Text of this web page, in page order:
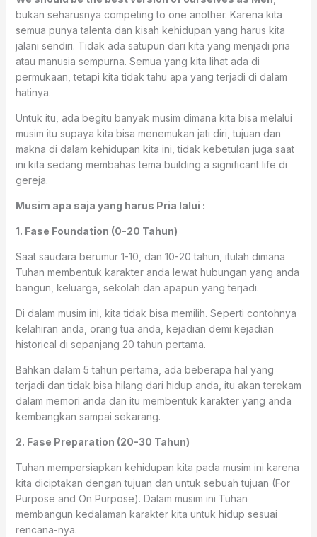
bukan seharusnya competing to one another. Karena kita
semua punya talenta dan kisah kehidupan yang harus kita
jalani sendiri. Tidak ada satupun dari kita yang menjadi pria
atau manusia sempurna. Semua yang kita lihat ada di
permukaan, tetapi kita tidak tahu apa yang terjadi di dalam
hatinya.
Untuk itu, ada begitu banyak musim dimana kita bisa melalui
musim itu supaya kita bisa menemukan jati diri, tujuan dan
makna di dalam kehidupan kita ini, tidak kebetulan juga saat
ini kita sedang membahas tema building a significant life di
gereja.
Musim apa saja yang harus Pria lalui :
1. Fase Foundation (0-20 Tahun)
Saat saudara berumur 1-10, dan 10-20 tahun, itulah dimana
Tuhan membentuk karakter anda lewat hubungan yang anda
bangun, keluarga, sekolah dan apapun yang terjadi.
Di dalam musim ini, kita tidak bisa memilih. Seperti contohnya
kelahiran anda, orang tua anda, kejadian demi kejadian
historical di sepanjang 20 tahun pertama.
Bahkan dalam 5 tahun pertama, ada beberapa hal yang
terjadi dan tidak bisa hilang dari hidup anda, itu akan terekam
dalam memori anda dan itu membentuk karakter yang anda
kembangkan sampai sekarang.
2. Fase Preparation (20-30 Tahun)
Tuhan mempersiapkan kehidupan kita pada musim ini karena
kita diciptakan dengan tujuan dan untuk sebuah tujuan (For
Purpose and On Purpose). Dalam musim ini Tuhan
membangun kedalaman karakter kita untuk hidup sesuai
rencana-nya.